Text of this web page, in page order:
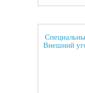
Внешний